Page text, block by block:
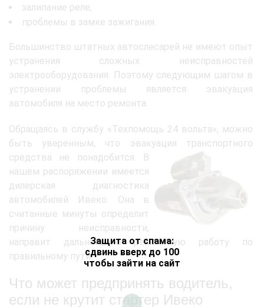
Защита от спама:
сдвинь вверх до 100
чтобы зайти на сайт
залипание реле;
проблемы в замке зажигания.
Большинство штатных автослесарей не имеют опыт
устранения сложных неисправностей
электрооборудования. Поэтому следующим шагом в
устранении проблемы является эвакуация
автомобиля на место ремонта.
Обращаясь в службу «Техпомощь 24 вольта», можно
быть уверенным, что эвакуация транспортного
средства не понадобится. В
нашем распоряжении имеется
дилерская диагностика
автомобилей Ивеко. Она в
считанные минуты определит
причину неисправности,
направит дальнейшую ремонтную работу по
правильному пути.
Что может предпринять водитель,
если не крутит стартер Ивеко